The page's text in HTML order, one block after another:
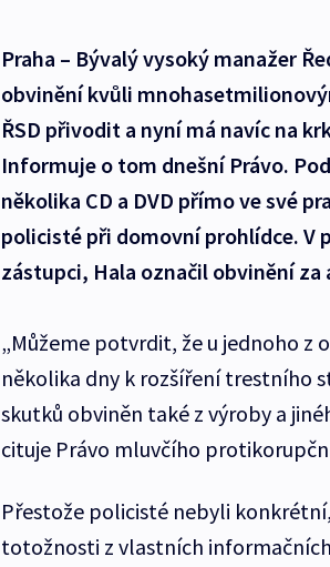
Praha – Bývalý vysoký manažer
obvinění kvůli
ŘSD přivodit a nyní má navíc na
Informuje o tom dnešní Právo.
několika CD a DVD přímo ve své
policisté při domovní prohlídce. V
zástupci, Hala označil obvinění za
„Můžeme potvrdit, že u jednoho z
několika dny k rozšíření trestního
skutků obviněn také z výroby a
cituje Právo mluvčího
Přestože policisté nebyli
totožnosti z vlastních